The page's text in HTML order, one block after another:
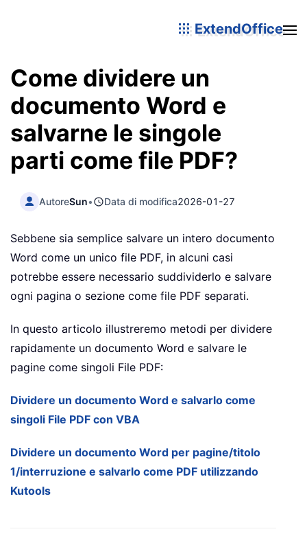
ExtendOffice
Come dividere un
documento Word e
salvarne le singole
parti come file PDF?
AutoreSun• Data di modifica2026-01-27
Sebbene sia semplice salvare un intero documento
Word come un unico file PDF, in alcuni casi
potrebbe essere necessario suddividerlo e salvare
ogni pagina o sezione come file PDF separati.
In questo articolo illustreremo metodi per dividere
rapidamente un documento Word e salvare le
pagine come singoli File PDF:
Dividere un documento Word e salvarlo come
singoli File PDF con VBA
Dividere un documento Word per pagine/titolo
1/interruzione e salvarlo come PDF utilizzando
Kutools